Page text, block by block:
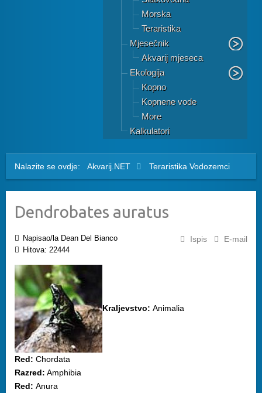
Morska
Teraristika
Mjesečnik
Akvarij mjeseca
Ekologija
Kopno
Kopnene vode
More
Kalkulatori
Nalazite se ovdje: Akvarij.NET Teraristika Vodozemci
Dendrobates auratus
Ispis E-mail
Napisao/la Dean Del Bianco
Hitova: 22444
Kraljevstvo: Animalia
Red: Chordata
Razred: Amphibia
Red: Anura